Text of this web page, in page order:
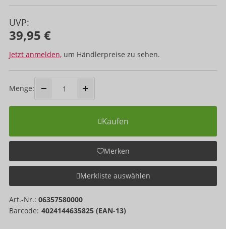
UVP:
39,95 €
Jetzt anmelden, um Händlerpreise zu sehen.
Menge:
Kaufen
Merken
Merkliste auswählen
Art.-Nr.: 06357580000
Barcode: 4024144635825 (EAN-13)